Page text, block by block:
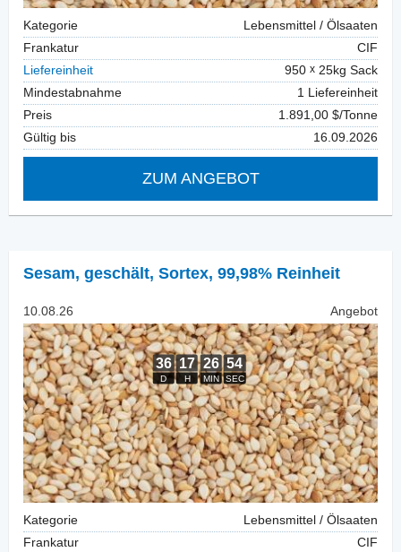
Kategorie
Lebensmittel / Ölsaaten
Frankatur
CIF
Liefereinheit
950
25kg Sack
Mindestabnahme
1 Liefereinheit
Preis
1.891,00 $/Tonne
Gültig bis
16.09.2026
ZUM ANGEBOT
Sesam, geschält, Sortex, 99,98% Reinheit
10.08.26 Angebot
Kategorie
Lebensmittel / Ölsaaten
Frankatur
CIF